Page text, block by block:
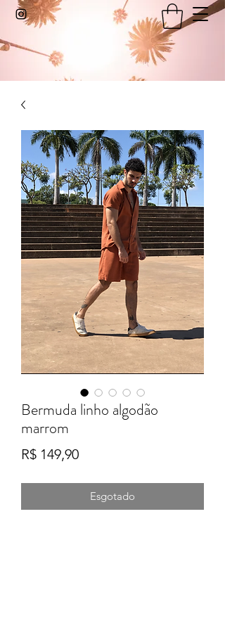
Bermuda linho algodão
marrom
R$ 149,90Preço
Esgotado